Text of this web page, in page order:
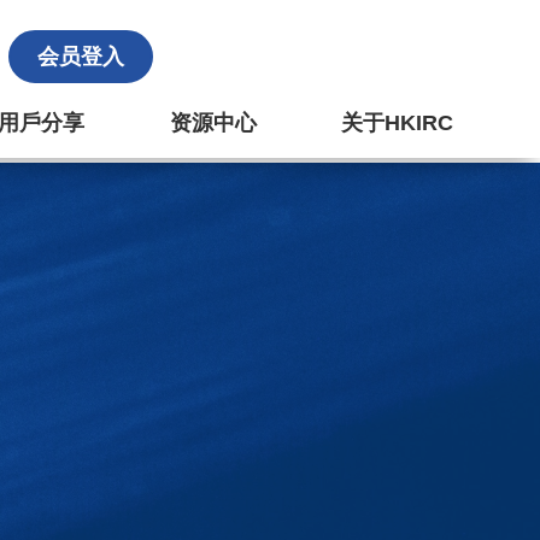
会员登入
戶分享 资源中心 关于HKIRC